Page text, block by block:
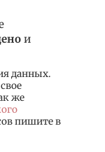
и
данных.
же
пишите в